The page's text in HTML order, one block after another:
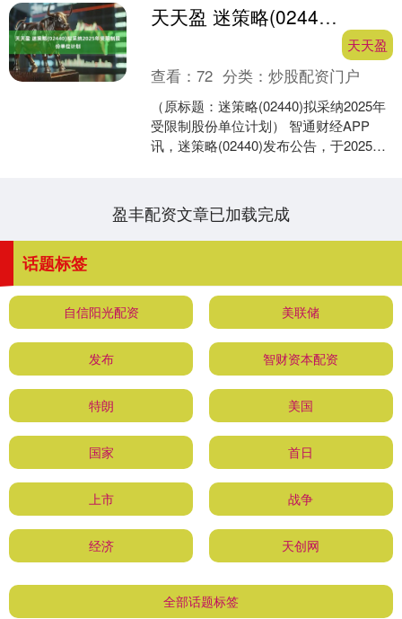
天天盈 迷策略(02440)拟采纳2025年受限制股份单位计划
天天盈
查看：72 分类：炒股配资门户
（原标题：迷策略(02440)拟采纳2025年
受限制股份单位计划） 智通财经APP
讯，迷策略(02440)发布公告，于2025年
盈丰配资文章已加载完成
话题标签
自信阳光配资 美联储
发布 智财资本配资
特朗 美国
国家 首日
上市 战争
经济 天创网
全部话题标签